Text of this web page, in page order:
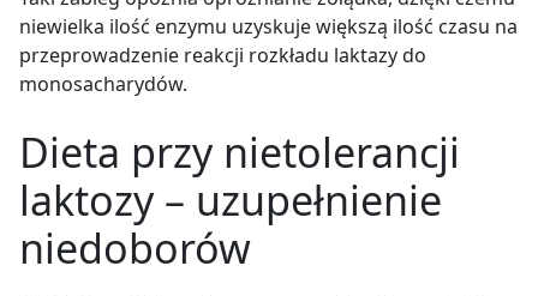
niewielka ilość enzymu uzyskuje większą ilość czasu na
przeprowadzenie reakcji rozkładu laktazy do
monosacharydów.
Dieta przy nietolerancji
laktozy – uzupełnienie
niedoborów